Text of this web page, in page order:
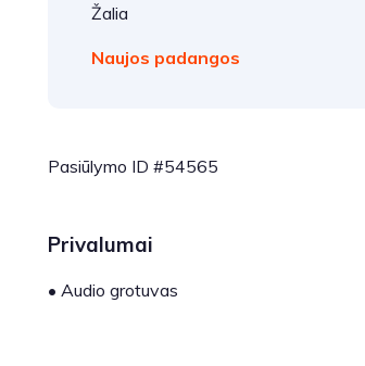
Žalia
Naujos padangos
Pasiūlymo ID #54565
Privalumai
• Audio grotuvas